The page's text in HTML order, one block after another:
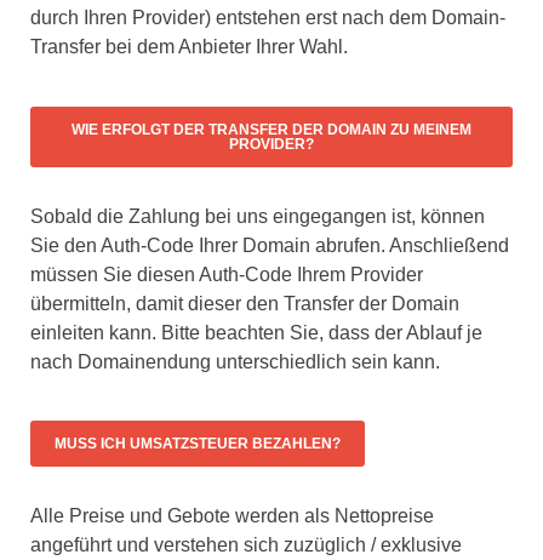
durch Ihren Provider) entstehen erst nach dem Domain-
Transfer bei dem Anbieter Ihrer Wahl.
WIE ERFOLGT DER TRANSFER DER DOMAIN ZU MEINEM
PROVIDER?
Sobald die Zahlung bei uns eingegangen ist, können
Sie den Auth-Code Ihrer Domain abrufen. Anschließend
müssen Sie diesen Auth-Code Ihrem Provider
übermitteln, damit dieser den Transfer der Domain
einleiten kann. Bitte beachten Sie, dass der Ablauf je
nach Domainendung unterschiedlich sein kann.
MUSS ICH UMSATZSTEUER BEZAHLEN?
Alle Preise und Gebote werden als Nettopreise
angeführt und verstehen sich zuzüglich / exklusive